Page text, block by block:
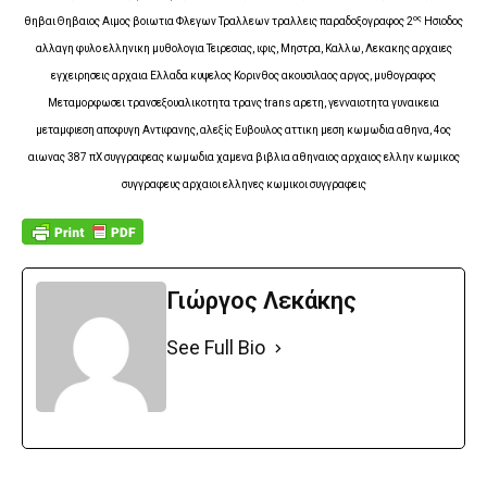
θηβαι Θηβαιος Αιμος βοιωτια Φλεγων Τραλλεων τραλλεις παραδοξογραφος 2ος Ησιοδος
αλλαγη φυλο ελληνικη μυθολογια Τειρεσιας, ιφις, Μηστρα, Καλλω, Λεκακης αρχαιες
εγχειρησεις αρχαια Ελλαδα κυψελος Κορινθος ακουσιλαος αργος, μυθογραφος
Μεταμορφωσει τρανσεξουαλικοτητα τρανς trans αρετη, γενναιοτητα γυναικεια
μεταμφιεση αποφυγη Αντιφανης, αλεξίς Ευβουλος αττικη μεση κωμωδια αθηνα, 4ος
αιωνας 387 πΧ συγγραφεας κωμωδια χαμενα βιβλια αθηναιοςαρχαιος ελλην κωμικος
συγγραφευς αρχαιοι ελληνες κωμικοι συγγραφεις
Γιώργος Λεκάκης
See Full Bio